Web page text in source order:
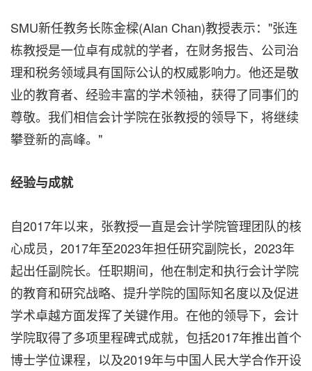
SMU新任教务长陈金樑(Alan Chan)教授表示："张连
栋教授是一位卓有成就的学者，在财务报告、公司治
理和税务领域具有国际公认的权威影响力。他还是敬
业的教育者、经验丰富的学术领袖，获得了同事们的
尊敬。我们相信会计学院在张教授的领导下，将继续
攀登新的高峰。"
经验与成就
自2017年以来，张教授一直是会计学院管理团队的核
心成员，2017年至2023年担任研究副院长，2023年
起出任副院长。任职期间，他在制定和执行会计学院
的教育和研究战略、提升学院的国际知名度以及促进
学术卓越方面发挥了关键作用。在他的领导下，会计
学院取得了多项里程碑式成就，包括2017年推出首个
博士学位课程，以及2019年与中国人民大学合作开设